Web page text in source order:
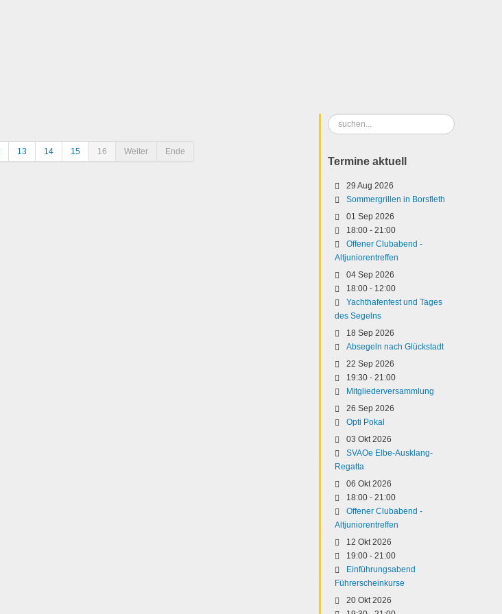
13 14 15 16 Weiter Ende
Suchen
...
Termine aktuell
29 Aug 2026
Sommergrillen in Borsfleth
01 Sep 2026
18:00 - 21:00
Offener Clubabend -
Altjuniorentreffen
04 Sep 2026
18:00 - 12:00
Yachthafenfest und Tages
des Segelns
18 Sep 2026
Absegeln nach Glückstadt
22 Sep 2026
19:30 - 21:00
Mitgliederversammlung
26 Sep 2026
Opti Pokal
03 Okt 2026
SVAOe Elbe-Ausklang-
Regatta
06 Okt 2026
18:00 - 21:00
Offener Clubabend -
Altjuniorentreffen
12 Okt 2026
19:00 - 21:00
Einführungsabend
Führerscheinkurse
20 Okt 2026